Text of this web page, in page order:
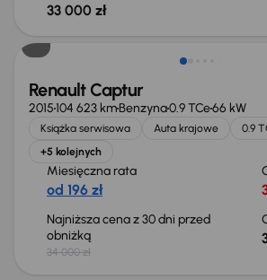
33 000 zł
Renault Captur
2015104 623 kmBenzyna0.9 TCe66 kW
Książka serwisowa Auta krajowe 0.9
+5 kolejnych
Miesięczna rata
od 196 zł
Najniższa cena z 30 dni przed
obniżką
34 000 zł